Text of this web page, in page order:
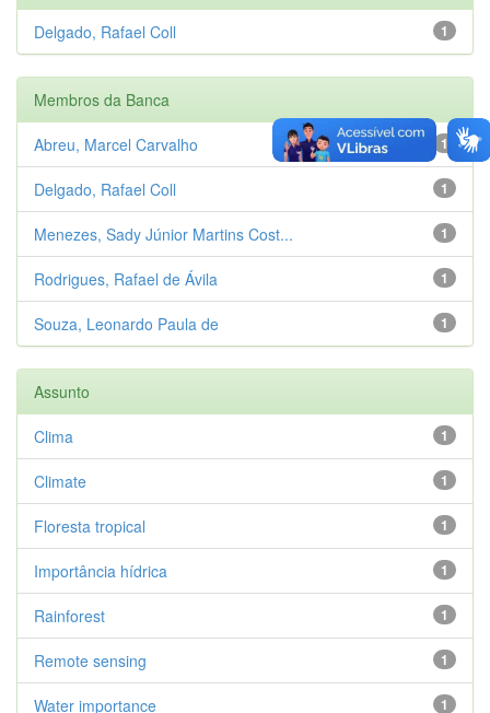
1
Delgado, Rafael Coll
Membros da Banca
1
Abreu, Marcel Carvalho
1
Delgado, Rafael Coll
1
Menezes, Sady Júnior Martins Cost...
1
Rodrigues, Rafael de Ávila
1
Souza, Leonardo Paula de
Assunto
1
Clima
1
Climate
1
Floresta tropical
1
Importância hídrica
1
Rainforest
1
Remote sensing
1
Water importance